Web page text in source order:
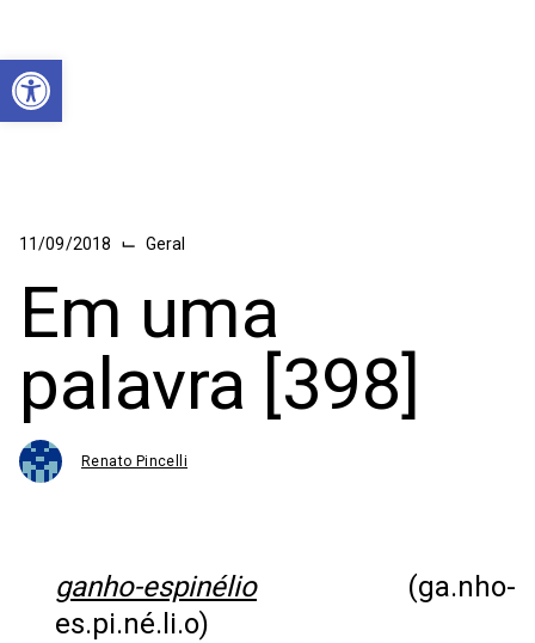
Abrir a barra de ferramentas
11/09/2018 ⌙ Geral
Em uma
palavra [398]
Renato Pincelli
ganho-espinélio(ga.nho-
es.pi.né.li.o)